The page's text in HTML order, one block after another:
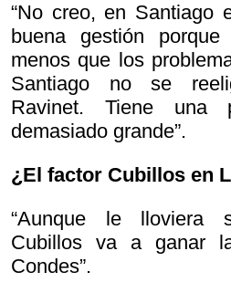
“No creo, en Santiago
buena gestión
menos que los
Santiago no se
Ravinet. Tiene una
demasiado grande”.
¿El factor Cubillos en
“Aunque le lloviera
Cubillos va a ganar
Condes”.